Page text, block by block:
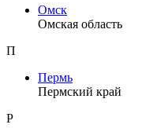
Омск
Омская область
П
Пермь
Пермский край
Р